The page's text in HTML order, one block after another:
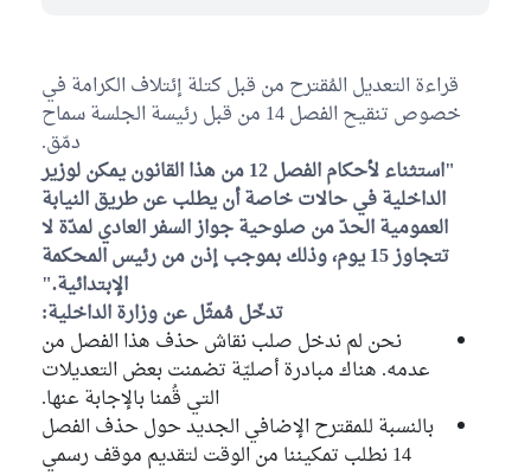
قراءة التعديل المُقترح من قبل كتلة إئتلاف الكرامة في
خصوص تنقيح الفصل 14 من قبل رئيسة الجلسة سماح
دمّق.
"استثناء لأحكام الفصل 12 من هذا القانون يمكن لوزير
الداخلية في حالات خاصة أن يطلب عن طريق النيابة
العمومية الحدّ من صلوحية جواز السفر العادي لمدّة لا
تتجاوز 15 يوم، وذلك بموجب إذن من رئيس المحكمة
الإبتدائية."
تدخّل مُمثّل عن وزارة الداخلية:
نحن لم ندخل صلب نقاش حذف هذا الفصل من
عدمه. هناك مبادرة أصليّة تضمنت بعض التعديلات
التي قُمنا بالإجابة عنها.
بالنسبة للمقترح الإضافي الجديد حول حذف الفصل
14 نطلب تمكيننا من الوقت لتقديم موقف رسمي